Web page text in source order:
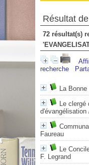
Résultat
72 résultat(s)
recherche
La
Le clergé
d'évangélisation
Faureau
Le
F. Legrand